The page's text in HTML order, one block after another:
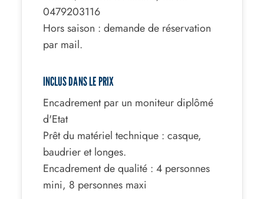
0479203116
Hors saison : demande de réservation
par mail.
INCLUS DANS LE PRIX
Encadrement par un moniteur diplômé
d'Etat
Prêt du matériel technique : casque,
baudrier et longes.
Encadrement de qualité : 4 personnes
mini, 8 personnes maxi